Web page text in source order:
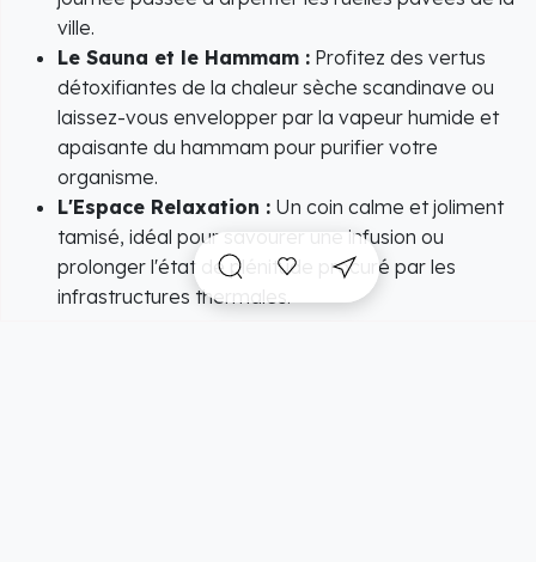
ville.
Le Sauna et le Hammam : Profitez des vertus
détoxifiantes de la chaleur sèche scandinave ou
laissez-vous envelopper par la vapeur humide et
apaisante du hammam pour purifier votre
organisme.
L'Espace Relaxation : Un coin calme et joliment
tamisé, idéal pour savourer une infusion ou
prolonger l'état de plénitude procuré par les
infrastructures thermales.